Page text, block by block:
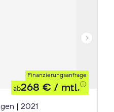
Finanzierungsanfrage
ab268 € / mtl.
| 2021